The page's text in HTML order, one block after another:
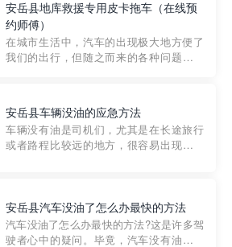
路救援拖车的收费标准是由当地交通管理
部门制定的。起步价通...
安岳县地库救援专用皮卡拖车（在线预
约师傅）
在城市生活中，汽车的出现极大地方便了
我们的出行，但随之而来的各种问题也让
紧急情况下，我们需要一种高效可靠的救
援方式。而这时，地库救援专...
安岳县车辆没油的应急方法
车辆没有油是司机们，尤其是在长途旅行
或者路程比较远的地方，很容易出现这种
的送油师傅，解决没油的紧急情况。 首
先，让我们来了解一下穿...
安岳县汽车没油了怎么办最快的方法
汽车没油了怎么办最快的方法?这是许多驾
驶者心中的疑问。毕竟，汽车没有油就无